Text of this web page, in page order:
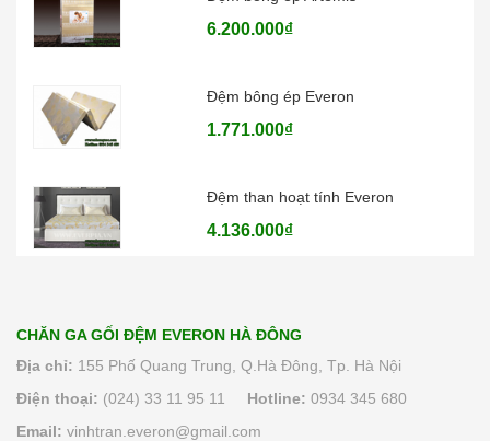
6.200.000₫
Đệm bông ép Everon
1.771.000₫
Đệm than hoạt tính Everon
4.136.000₫
6.370.000₫
CHĂN GA GỐI ĐỆM EVERON HÀ ĐÔNG
Địa chỉ: 155 Phố Quang Trung, Q.Hà Đông, Tp. Hà Nội
Điện thoại: (024) 33 11 95 11 Hotline: 0934 345 680
Email: vinhtran.everon@gmail.com